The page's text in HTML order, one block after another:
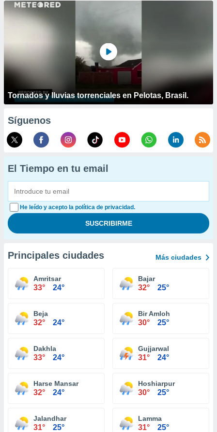
Tornados y lluvias torrenciales en Pelotas, Brasil.
Síguenos
El Tiempo en tu email
He leído y acepto la política de privacidad.
Principales ciudades Más ciudades
Amritsar
33° 24°
Bajar
32° 25°
Beja
32° 24°
Bir Amloh
30° 25°
Dakhla
33° 24°
Gujjarwal
31° 24°
Harse Mansar
32° 24°
Hoshiarpur
30° 25°
Jalandhar
31° 25°
Lamma
31° 25°